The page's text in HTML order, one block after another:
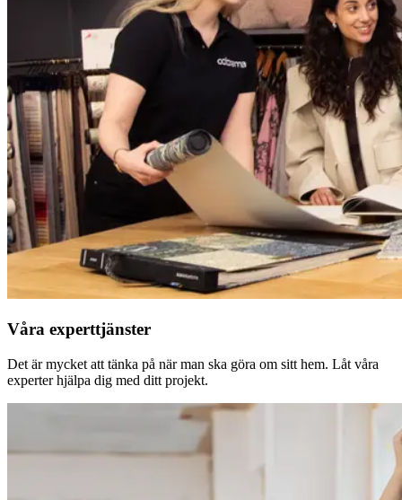
Våra experttjänster
Det är mycket att tänka på när man ska göra om sitt hem. Låt våra
experter hjälpa dig med ditt projekt.